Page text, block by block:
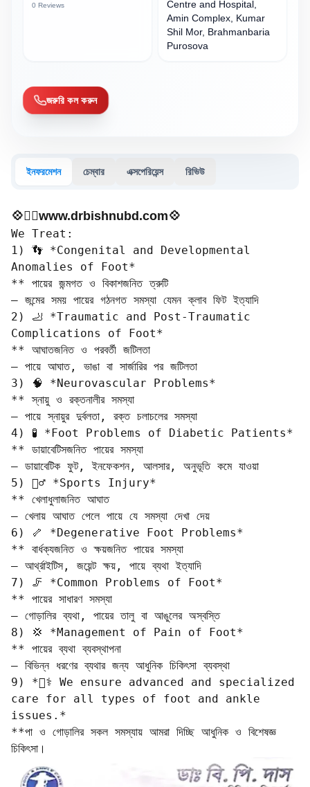
0 Reviews
Centre and Hospital,
Amin Complex, Kumar
Shil Mor, Brahmanbaria
Purosova
জরুরি কল করুন
ইনফরমেশন চেম্বার এক্সপেরিয়েন্স রিভিউ
💠🧑‍⚕️www.drbishnubd.com💠
We Treat:
1) 👣 *Congenital and Developmental
Anomalies of Foot*
** পায়ের জন্মগত ও বিকাশজনিত ত্রুটি
– জন্মের সময় পায়ের গঠনগত সমস্যা যেমন ক্লাব ফিট ইত্যাদি
2) 🦶 *Traumatic and Post-Traumatic
Complications of Foot*
** আঘাতজনিত ও পরবর্তী জটিলতা
– পায়ে আঘাত, ভাঙা বা সার্জারির পর জটিলতা
3) 🧠 *Neurovascular Problems*
** স্নায়ু ও রক্তনালীর সমস্যা
– পায়ে স্নায়ুর দুর্বলতা, রক্ত চলাচলের সমস্যা
4) 🧪 *Foot Problems of Diabetic Patients*
** ডায়াবেটিসজনিত পায়ের সমস্যা
– ডায়াবেটিক ফুট, ইনফেকশন, আলসার, অনুভূতি কমে যাওয়া
5) 🏃‍♂️ *Sports Injury*
** খেলাধুলাজনিত আঘাত
– খেলায় আঘাত পেলে পায়ে যে সমস্যা দেখা দেয়
6) 🦴 *Degenerative Foot Problems*
** বার্ধক্যজনিত ও ক্ষয়জনিত পায়ের সমস্যা
– আর্থ্রাইটিস, জয়েন্ট ক্ষয়, পায়ে ব্যথা ইত্যাদি
7) 🦵 *Common Problems of Foot*
** পায়ের সাধারণ সমস্যা
– গোড়ালির ব্যথা, পায়ের তালু বা আঙুলের অস্বস্তি
8) 💢 *Management of Pain of Foot*
** পায়ের ব্যথা ব্যবস্থাপনা
– বিভিন্ন ধরণের ব্যথার জন্য আধুনিক চিকিৎসা ব্যবস্থা
9) *🧑‍⚕️ We ensure advanced and specialized
care for all types of foot and ankle
issues.*
**পা ও গোড়ালির সকল সমস্যায় আমরা দিচ্ছি আধুনিক ও বিশেষজ্ঞ
চিকিৎসা।